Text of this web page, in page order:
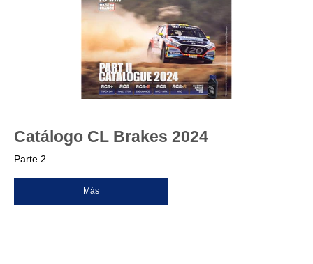
Catálogo CL Brakes 2024
Parte 2
Más